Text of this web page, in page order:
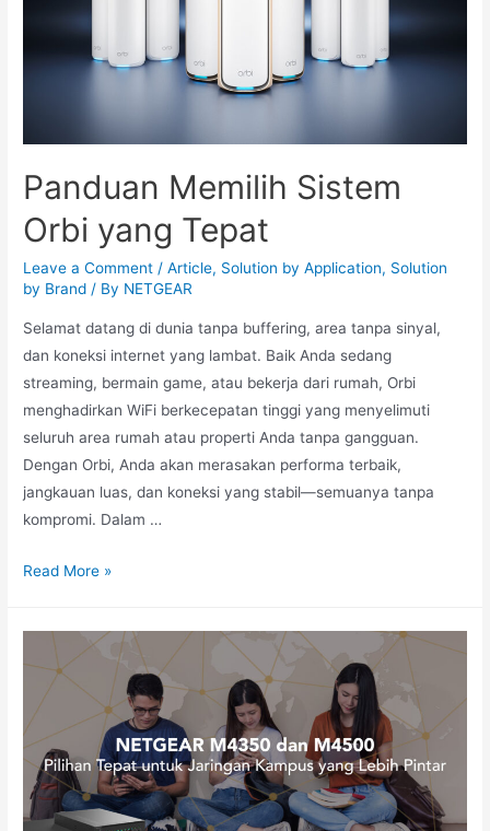
Panduan Memilih Sistem
Orbi yang Tepat
Leave a Comment /Article, Solution by Application, Solution
by Brand / By NETGEAR
Selamat datang di dunia tanpa buffering, area tanpa sinyal,
dan koneksi internet yang lambat. Baik Anda sedang
streaming, bermain game, atau bekerja dari rumah, Orbi
menghadirkan WiFi berkecepatan tinggi yang menyelimuti
seluruh area rumah atau properti Anda tanpa gangguan.
Dengan Orbi, Anda akan merasakan performa terbaik,
jangkauan luas, dan koneksi yang stabil—semuanya tanpa
kompromi. Dalam …
Read More »